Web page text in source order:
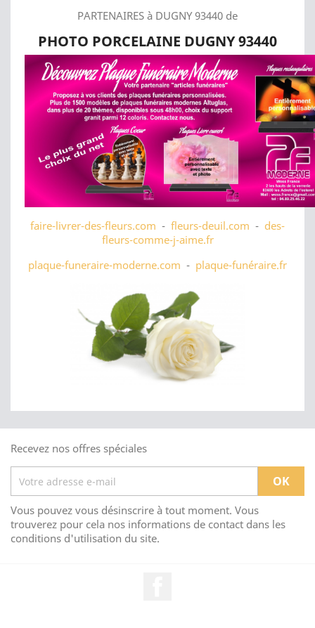
PARTENAIRES à DUGNY 93440 de
PHOTO PORCELAINE DUGNY 93440
faire-livrer-des-fleurs.com - fleurs-deuil.com - des-
fleurs-comme-j-aime.fr
plaque-funeraire-moderne.com - plaque-funéraire.fr
Recevez nos offres spéciales
Vous pouvez vous désinscrire à tout moment. Vous
trouverez pour cela nos informations de contact dans les
conditions d'utilisation du site.